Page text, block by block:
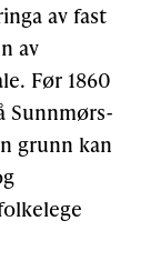
av fast
av
Før 1860
Sunnmørs-
grunn kan